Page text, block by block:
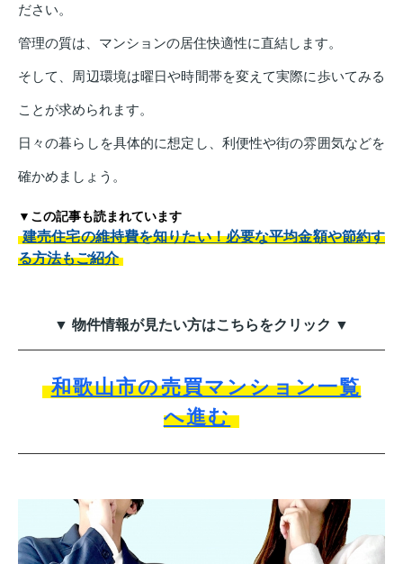
ださい。
管理の質は、マンションの居住快適性に直結します。
そして、周辺環境は曜日や時間帯を変えて実際に歩いてみる
ことが求められます。
日々の暮らしを具体的に想定し、利便性や街の雰囲気などを
確かめましょう。
▼この記事も読まれています
建売住宅の維持費を知りたい！必要な平均金額や節約す
る方法もご紹介
▼ 物件情報が見たい方はこちらをクリック ▼
和歌山市の売買マンション一覧
へ進む